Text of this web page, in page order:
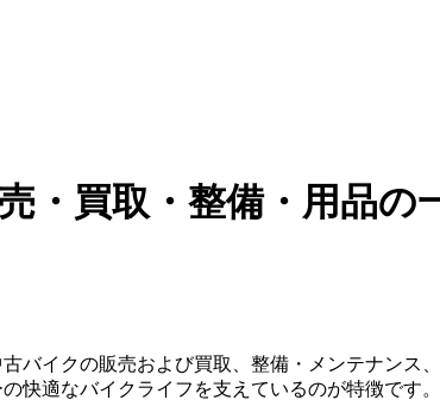
・買取・整備・用品の
バイクの販売および買取、整備・メンテナンス
快適なバイクライフを支えているのが特徴です。